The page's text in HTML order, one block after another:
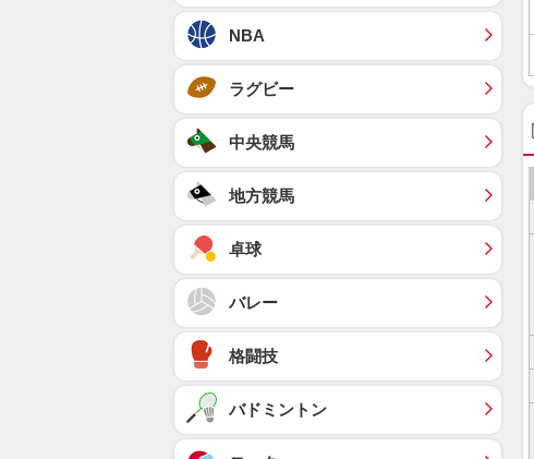
NBA
ラグビー
中央競馬
地方競馬
卓球
バレー
格闘技
バドミントン